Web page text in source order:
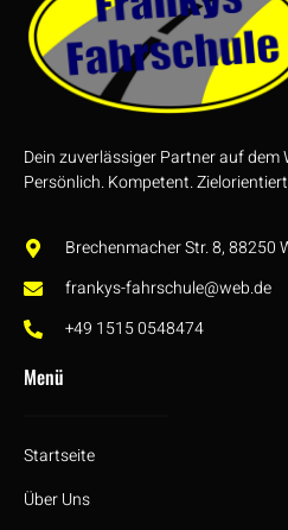
Dein zuverlässiger Partner auf dem
Persönlich. Kompetent.
Brechenmacher Str. 8, 88250
frankys-fahrschule@web.de
+49 1515 0548474
Menü
Startseite
Über Uns